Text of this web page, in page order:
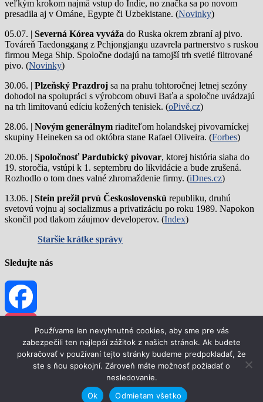
veľkým krokom najmä vstup do Indie, no značka sa po novom
presadila aj v Ománe, Egypte či Uzbekistane. (Novinky)
05.07. | Severná Kórea vyváža do Ruska okrem zbraní aj pivo.
Továreň Taedonggang z Pchjongjangu uzavrela partnerstvo s ruskou
firmou Mega Ship. Spoločne dodajú na tamojší trh svetlé filtrované
pivo. (Novinky)
30.06. | Plzeňský Prazdroj sa na prahu tohtoročnej letnej sezóny
dohodol na spolupráci s výrobcom obuvi Baťa a spoločne uvádzajú
na trh limitovanú edíciu kožených tenisiek. (oPivě.cz)
28.06. | Novým generálnym riaditeľom holandskej pivovarníckej
skupiny Heineken sa od októbra stane Rafael Oliveira. (Forbes)
20.06. | Spoločnosť Pardubický pivovar, ktorej história siaha do
19. storočia, vstúpi k 1. septembru do likvidácie a bude zrušená.
Rozhodlo o tom dnes valné zhromaždenie firmy. (iDnes.cz)
13.06. | Stein prežil prvú Československú republiku, druhú
svetovú vojnu aj socializmus a privatizáciu po roku 1989. Napokon
skončil pod tlakom záujmov developerov. (Index)
Staršie krátke správy
Sledujte nás
Facebook
Instagram
magazín oPIVE.sk© Stránka je určená pre čitateľov starších ako 18
rokov. Publikovanie resp. ďalšie šírenie časti alebo celého obsahu
tohto webu akýmkoľvek spôsobom bez predchádzajúceho
Používame len nevyhnutné cookies, aby sme pre vás
zabezpečili ten najlepší zážitok z našich stránok. Ak budete
pokračovať v používaní tejto stránky budeme predpokladať, že
ste s ňou spokojní. Zároveň máte možnosť požiadať o
nesledovanie.
Ok
Odmietam všetko